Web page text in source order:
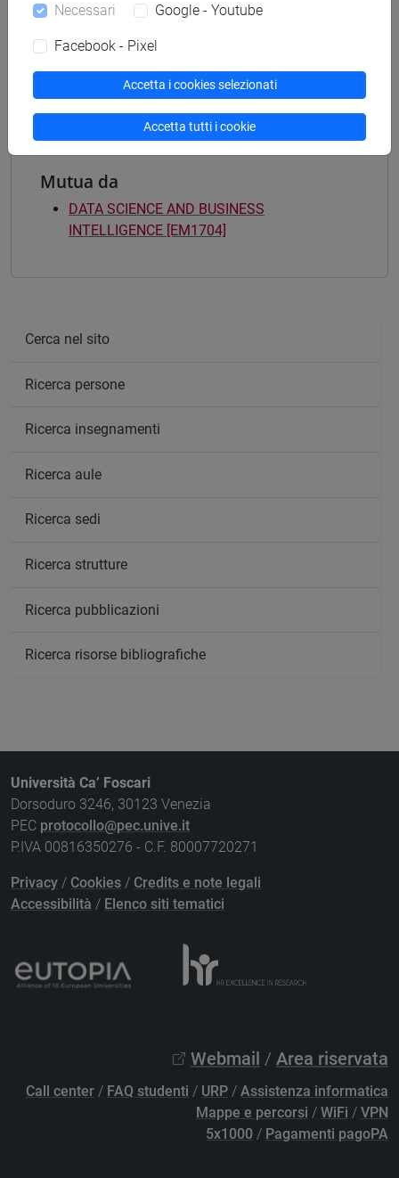
percorso comune
[EM18] INTERNATIONAL MANAGEMENT -
percorso comune
Mutua da
DATA SCIENCE AND BUSINESS
INTELLIGENCE [EM1704]
Cerca nel sito
Ricerca persone
Ricerca insegnamenti
Ricerca aule
Ricerca sedi
Ricerca strutture
Ricerca pubblicazioni
Ricerca risorse bibliografiche
Università Ca’ Foscari
Dorsoduro 3246, 30123 Venezia
PEC protocollo@pec.unive.it
P.IVA 00816350276 - C.F. 80007720271
Privacy / Cookies / Credits e note legali
Accessibilità / Elenco siti tematici
Webmail / Area riservata
Call center / FAQ studenti / URP / Assistenza informatica
Mappe e percorsi / WiFi / VPN
5x1000 / Pagamenti pagoPA
Necessari Google - Youtube
Facebook - Pixel
Accetta i cookies selezionati
Accetta tutti i cookie